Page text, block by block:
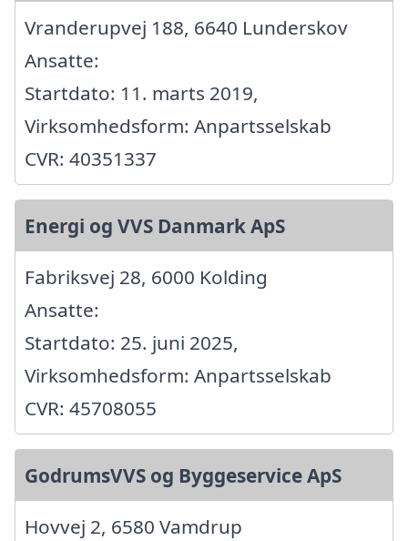
Vranderupvej 188, 6640 Lunderskov
Ansatte:
Startdato: 11. marts 2019,
Virksomhedsform: Anpartsselskab
CVR: 40351337
Energi og VVS Danmark ApS
Fabriksvej 28, 6000 Kolding
Ansatte:
Startdato: 25. juni 2025,
Virksomhedsform: Anpartsselskab
CVR: 45708055
GodrumsVVS og Byggeservice ApS
Hovvej 2, 6580 Vamdrup